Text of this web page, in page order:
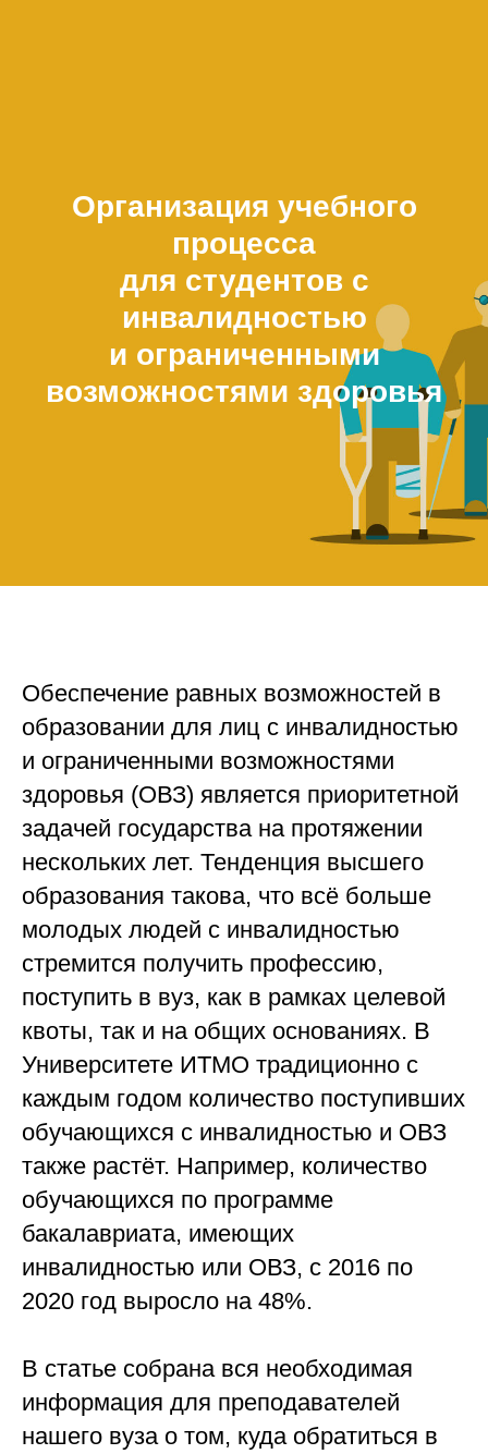
Организация учебного
процесса
для студентов с
инвалидностью
и ограниченными
возможностями здоровья
Обеспечение равных возможностей в
образовании для лиц с инвалидностью
и ограниченными возможностями
здоровья (ОВЗ) является приоритетной
задачей государства на протяжении
нескольких лет. Тенденция высшего
образования такова, что всё больше
молодых людей с инвалидностью
стремится получить профессию,
поступить в вуз, как в рамках целевой
квоты, так и на общих основаниях. В
Университете ИТМО традиционно с
каждым годом количество поступивших
обучающихся с инвалидностью и ОВЗ
также растёт. Например, количество
обучающихся по программе
бакалавриата, имеющих
инвалидностью или ОВЗ, с 2016 по
2020 год выросло на 48%.
В статье собрана вся необходимая
информация для преподавателей
нашего вуза о том, куда обратиться в